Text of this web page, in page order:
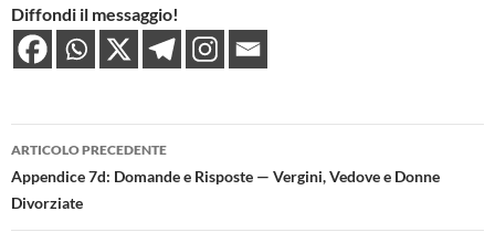
Diffondi il messaggio!
Navigazione
articolo
ARTICOLO PRECEDENTE
Appendice 7d: Domande e Risposte — Vergini, Vedove e Donne
Divorziate